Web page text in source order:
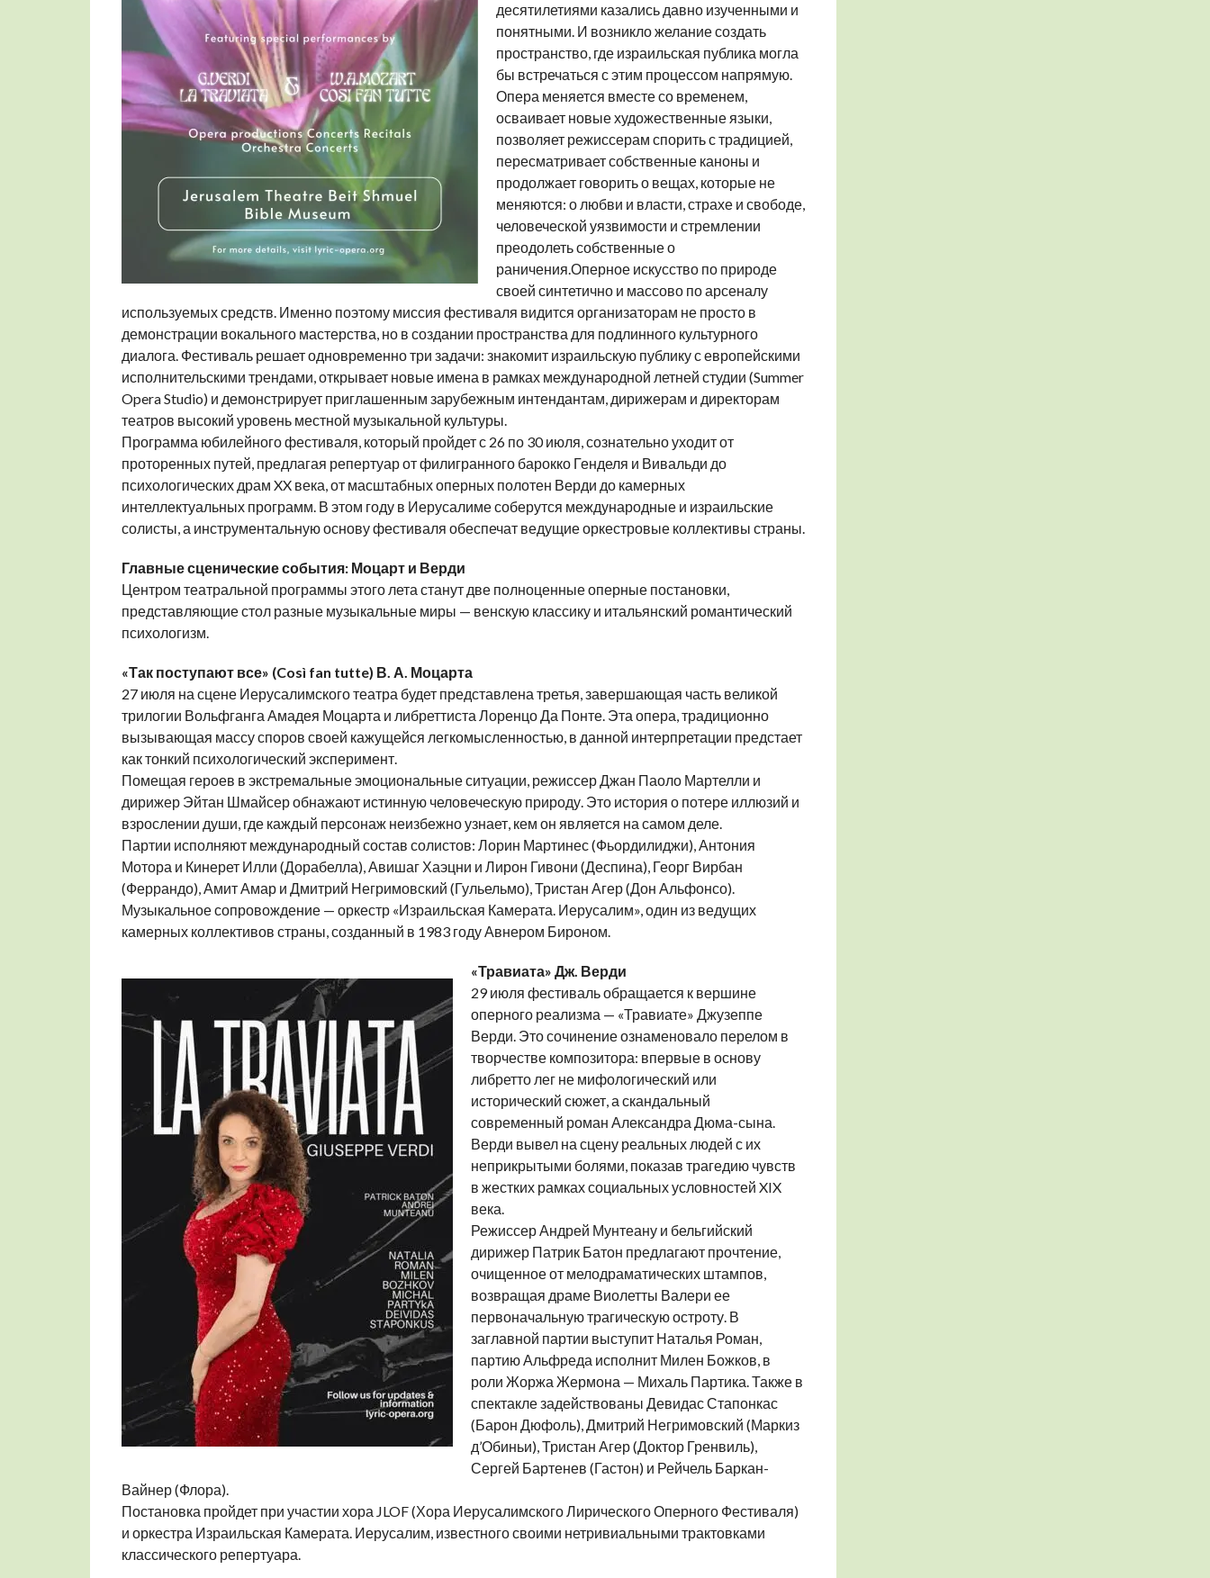
десятилетиями казались давно изученными и
понятными. И возникло желание создать
пространство, где израильская публика могла
бы встречаться с этим процессом напрямую.
Опера меняется вместе со временем,
осваивает новые художественные языки,
позволяет режиссерам спорить с традицией,
пересматривает собственные каноны и
продолжает говорить о вещах, которые не
меняются: о любви и власти, страхе и свободе,
человеческой уязвимости и стремлении
преодолеть собственные о
раничения.Оперное искусство по природе
своей синтетично и массово по арсеналу
используемых средств. Именно поэтому миссия фестиваля видится организаторам не просто в
демонстрации вокального мастерства, но в создании пространства для подлинного культурного
диалога. Фестиваль решает одновременно три задачи: знакомит израильскую публику с европейскими
исполнительскими трендами, открывает новые имена в рамках международной летней студии (Summer
Opera Studio) и демонстрирует приглашенным зарубежным интендантам, дирижерам и директорам
театров высокий уровень местной музыкальной культуры.
Программа юбилейного фестиваля, который пройдет с 26 по 30 июля, сознательно уходит от
проторенных путей, предлагая репертуар от филигранного барокко Генделя и Вивальди до
психологических драм XX века, от масштабных оперных полотен Верди до камерных
интеллектуальных программ. В этом году в Иерусалиме соберутся международные и израильские
солисты, а инструментальную основу фестиваля обеспечат ведущие оркестровые коллективы страны.
Главные сценические события: Моцарт и Верди
Центром театральной программы этого лета станут две полноценные оперные постановки,
представляющие стол разные музыкальные миры — венскую классику и итальянский романтический
психологизм.
«Так поступают все» (Così fan tutte) В. А. Моцарта
27 июля на сцене Иерусалимского театра будет представлена третья, завершающая часть великой
трилогии Вольфганга Амадея Моцарта и либреттиста Лоренцо Да Понте. Эта опера, традиционно
вызывающая массу споров своей кажущейся легкомысленностью, в данной интерпретации предстает
как тонкий психологический эксперимент.
Помещая героев в экстремальные эмоциональные ситуации, режиссер Джан Паоло Мартелли и
дирижер Эйтан Шмайсер обнажают истинную человеческую природу. Это история о потере иллюзий и
взрослении души, где каждый персонаж неизбежно узнает, кем он является на самом деле.
Партии исполняют международный состав солистов: Лорин Мартинес (Фьордилиджи), Антония
Мотора и Кинерет Илли (Дорабелла), Авишаг Хаэцни и Лирон Гивони (Деспина), Георг Вирбан
(Феррандо), Амит Амар и Дмитрий Негримовский (Гульельмо), Тристан Агер (Дон Альфонсо).
Музыкальное сопровождение — оркестр «Израильская Камерата. Иерусалим», один из ведущих
камерных коллективов страны, созданный в 1983 году Авнером Бироном.
«Травиата» Дж. Верди
29 июля фестиваль обращается к вершине
оперного реализма — «Травиате» Джузеппе
Верди. Это сочинение ознаменовало перелом в
творчестве композитора: впервые в основу
либретто лег не мифологический или
исторический сюжет, а скандальный
современный роман Александра Дюма-сына.
Верди вывел на сцену реальных людей с их
неприкрытыми болями, показав трагедию чувств
в жестких рамках социальных условностей XIX
века.
Режиссер Андрей Мунтеану и бельгийский
дирижер Патрик Батон предлагают прочтение,
очищенное от мелодраматических штампов,
возвращая драме Виолетты Валери ее
первоначальную трагическую остроту. В
заглавной партии выступит Наталья Роман,
партию Альфреда исполнит Милен Божков, в
роли Жоржа Жермона — Михаль Партика. Также в
спектакле задействованы Девидас Стапонкас
(Барон Дюфоль), Дмитрий Негримовский (Маркиз
д’Обиньи), Тристан Агер (Доктор Гренвиль),
Сергей Бартенев (Гастон) и Рейчель Баркан-
Вайнер (Флора).
Постановка пройдет при участии хора JLOF (Хора Иерусалимского Лирического Оперного Фестиваля)
и оркестра Израильская Камерата. Иерусалим, известного своими нетривиальными трактовками
классического репертуара.